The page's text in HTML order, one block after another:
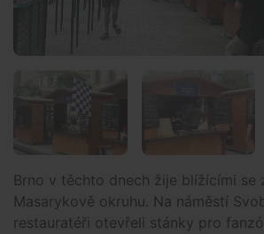
Brno v těchto dnech žije blížícími se
Masarykově okruhu. Na náměstí
restauratéři otevřeli stánky pro